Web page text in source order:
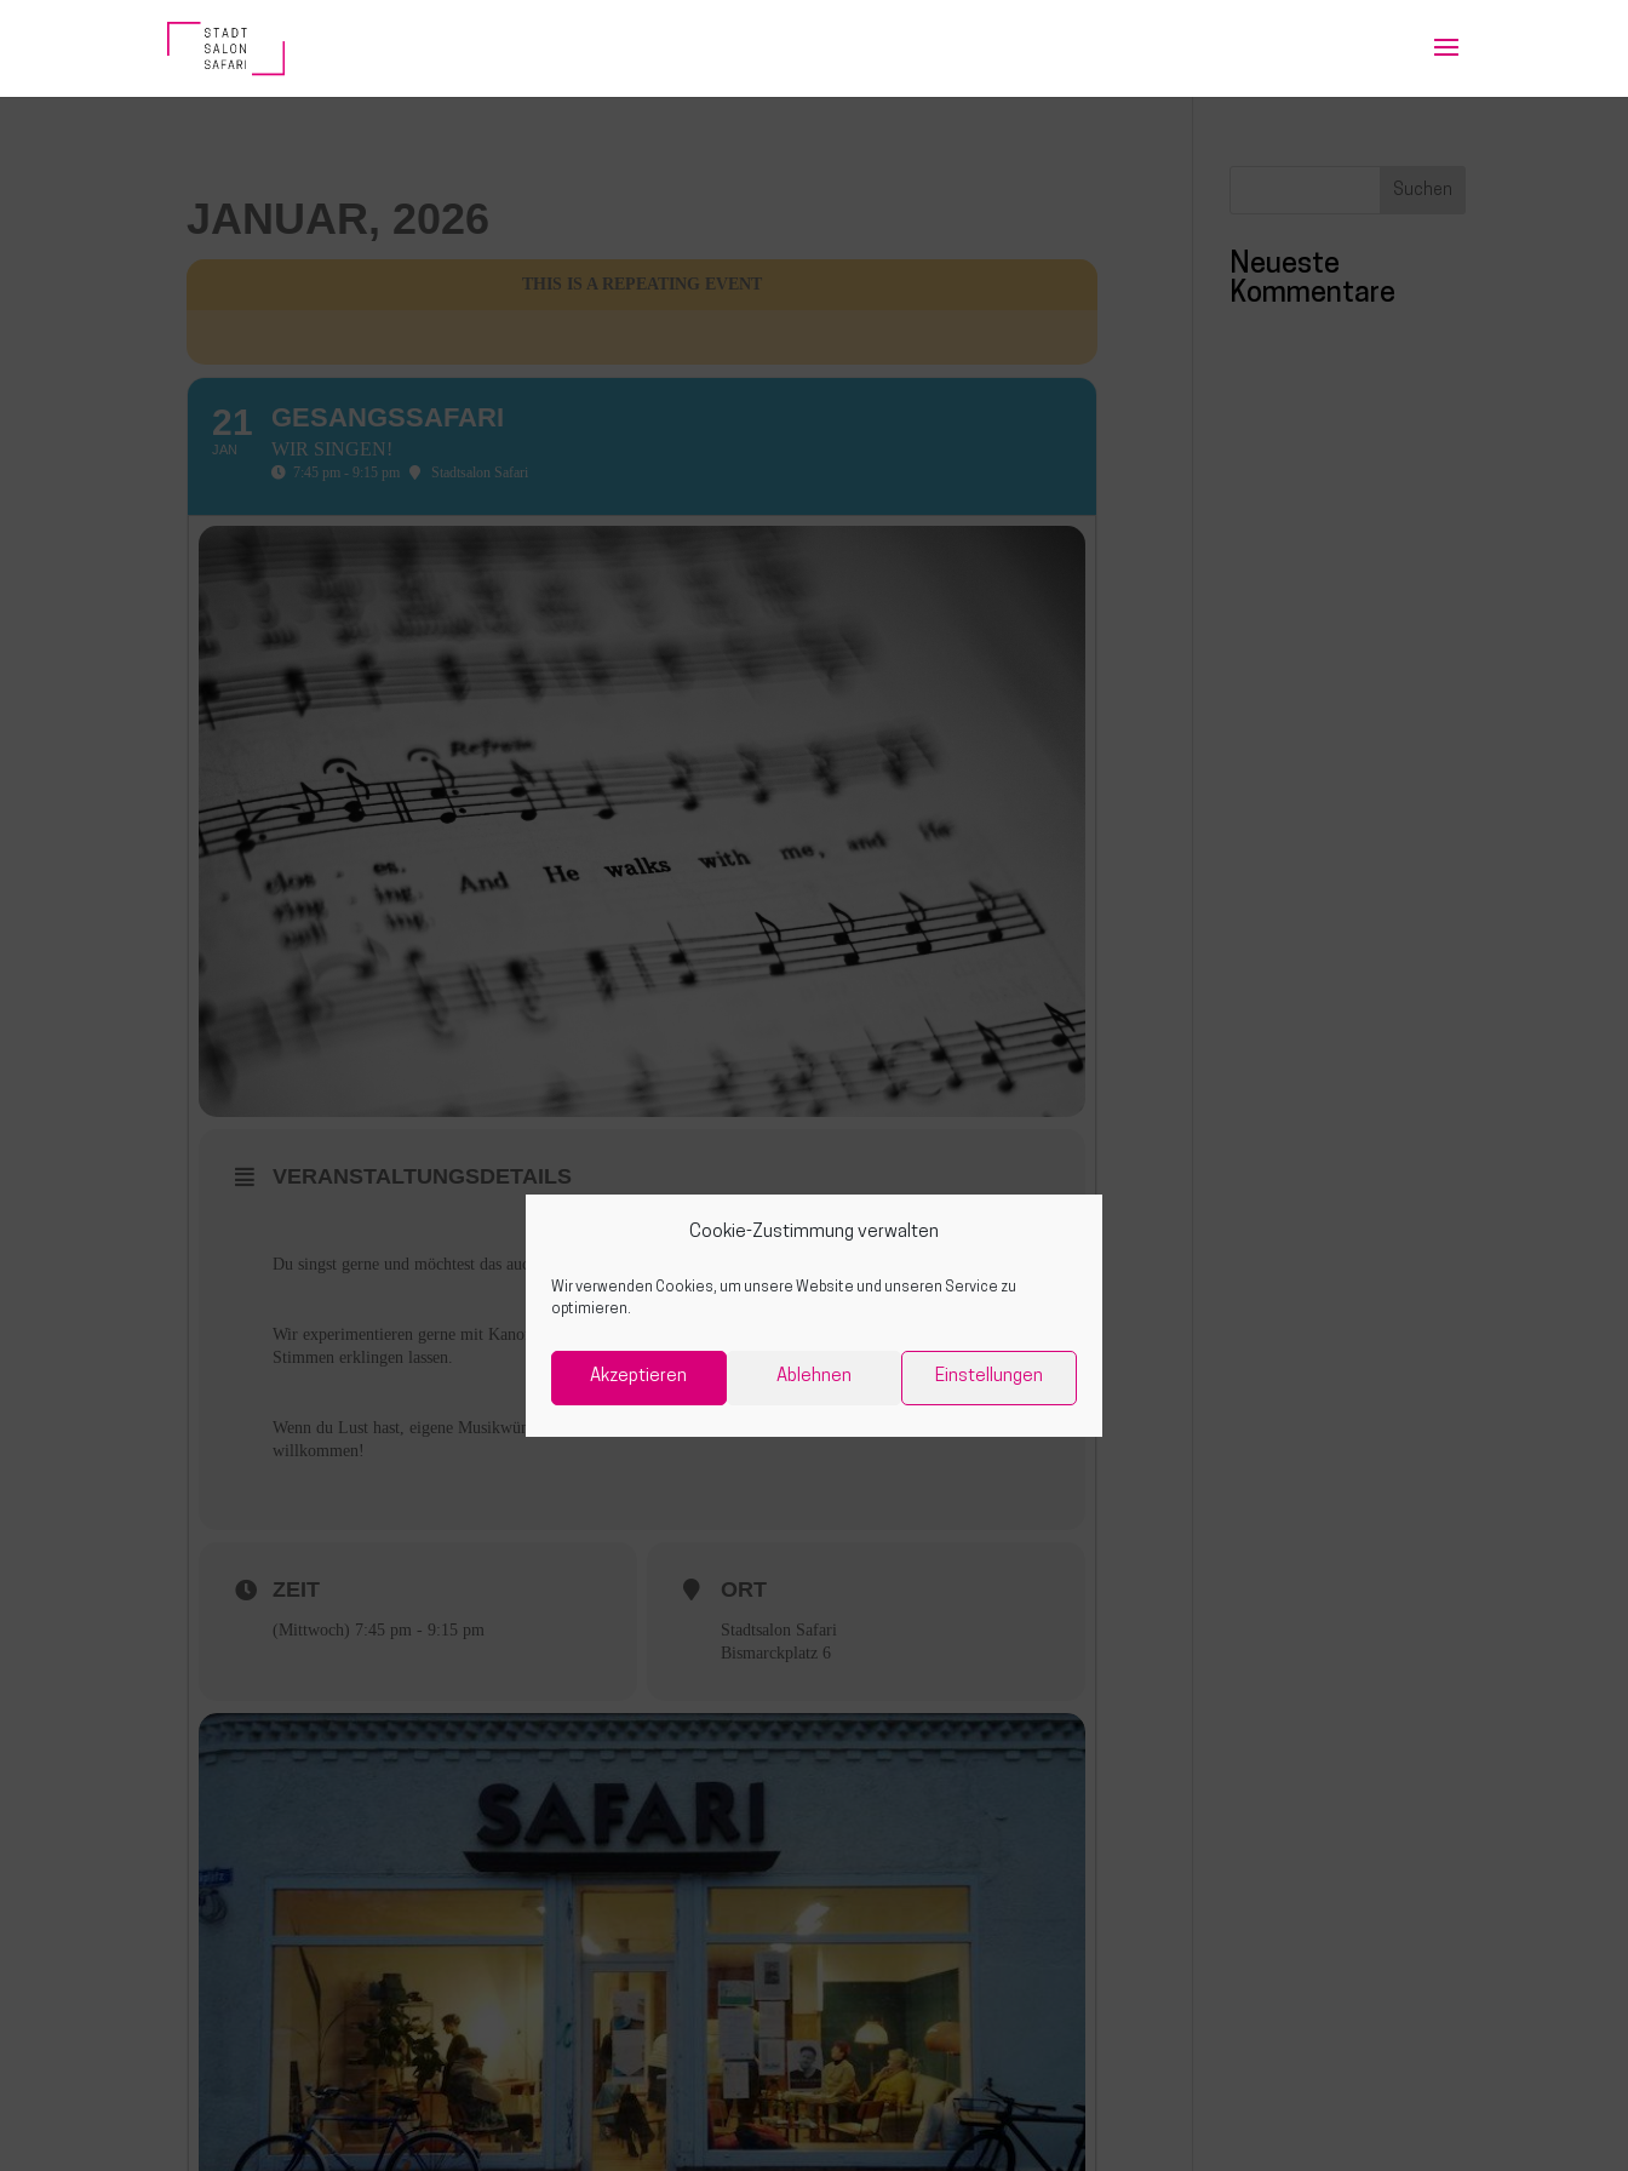
Cookie-Zustimmung verwalten
Wir verwenden Cookies, um unsere Website und unseren Service zu
optimieren.
Akzeptieren Ablehnen Einstellungen
JANUAR, 2026
THIS IS A REPEATING EVENT
21
JAN
GESANGSSAFARI
WIR SINGEN!
7:45 pm - 9:15 pm Stadtsalon Safari
VERANSTALTUNGSDETAILS
Du singst gerne und möchtest das auch in Gemeinschaft tun? Wir auch! 🎶
Wir experimentieren gerne mit Kanons und mehrstimmigen Arrangements und möchten gemeinsam unsere
Stimmen erklingen lassen.
Wenn du Lust hast, eigene Musikwünsche einzubringen oder einfach mitzumachen, bist du herzlich
willkommen!
ZEIT
(Mittwoch) 7:45 pm - 9:15 pm
ORT
Stadtsalon Safari
Bismarckplatz 6
Neueste
Kommentare